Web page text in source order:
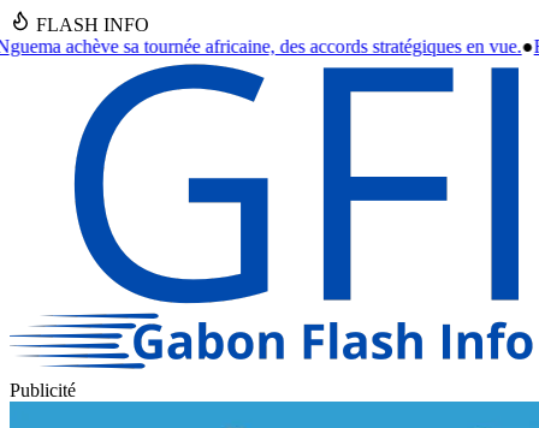
FLASH INFO
accords stratégiques en vue.●Franceville : Un septuagénaire
Publicité